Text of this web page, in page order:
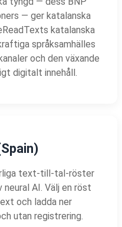
— ger katalanska
katalanska
språksamhälles
och den växande
digitalt innehåll.
text-till-tal-röster
neural AI. Välj en röst
och ladda ner
utan registrering.